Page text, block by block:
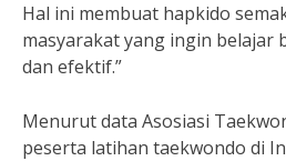
Hal ini membuat hapkido
masyarakat yang ingin belajar
dan efektif.”
Menurut data Asosiasi
peserta latihan taekwondo di